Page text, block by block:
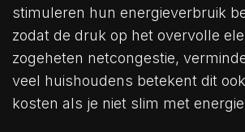
stimuleren hun energieverbruik
zodat de druk op het overvolle
zogeheten netcongestie,
veel huishoudens betekent dit
kosten als je niet slim met